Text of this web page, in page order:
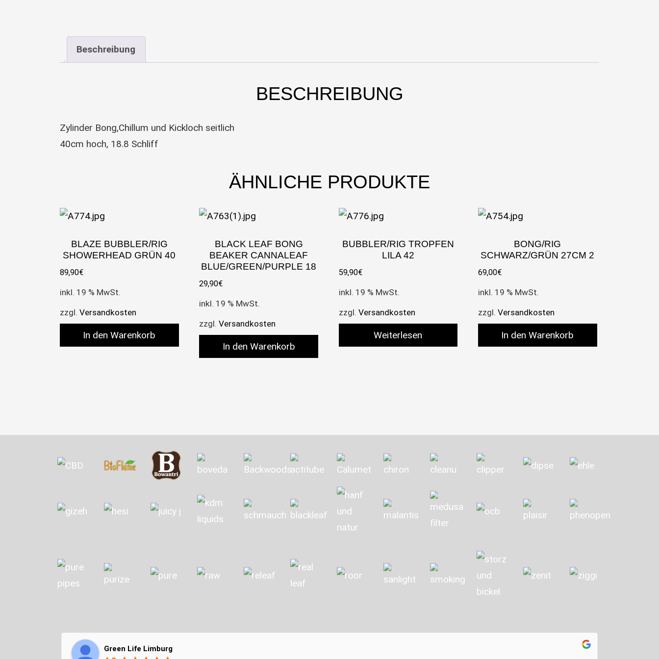
Beschreibung
BESCHREIBUNG
Zylinder Bong,Chillum und Kickloch seitlich
40cm hoch, 18.8 Schliff
ÄHNLICHE PRODUKTE
BLAZE BUBBLER/RIG
SHOWERHEAD GRÜN 40
89,90€
inkl. 19 % MwSt.
zzgl. Versandkosten
In den Warenkorb
BLACK LEAF BONG
BEAKER CANNALEAF
BLUE/GREEN/PURPLE 18
29,90€
inkl. 19 % MwSt.
zzgl.Versandkosten
In den Warenkorb
BUBBLER/RIG TROPFEN
LILA 42
59,90€
inkl. 19 % MwSt.
zzgl. Versandkosten
Weiterlesen
BONG/RIG
SCHWARZ/GRÜN 27CM 2
69,00€
inkl. 19 % MwSt.
zzgl.Versandkosten
In den Warenkorb
Green Life Limburg